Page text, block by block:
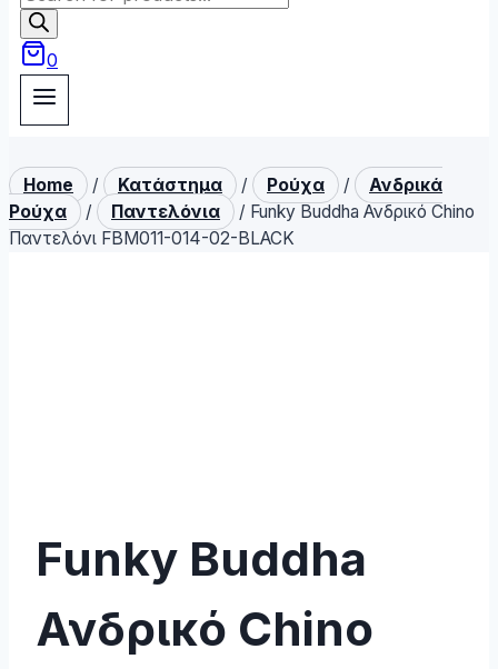
search
0
Home / Κατάστημα / Ρούχα /
Ανδρικά
Ρούχα
/ Παντελόνια / Funky Buddha Ανδρικό Chino
Παντελόνι FBM011-014-02-BLACK
Funky Buddha
Ανδρικό Chino